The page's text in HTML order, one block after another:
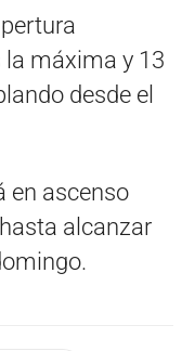
la máxima y 13
desde el
en ascenso
alcanzar